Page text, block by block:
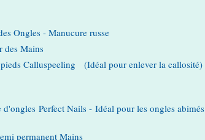
Ongles - Manucure russe
des Mains
Calluspeeling (Idéal pour enlever la callosité)
d'ongles Perfect Nails - Idéal pour les ongles abimés
permanent Mains